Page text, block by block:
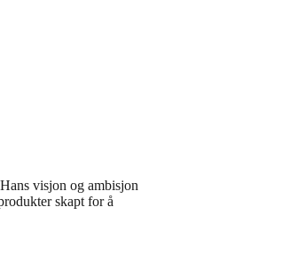
visjon og ambisjon
skapt for å